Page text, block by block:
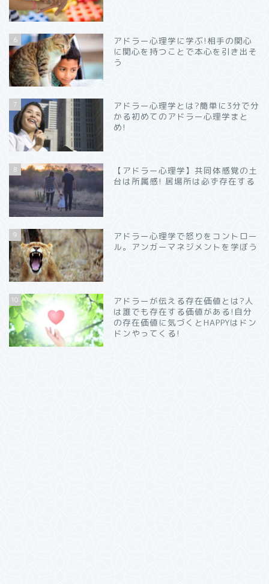
6
アドラー心理学に学ぶ!相手の関心
に関心を持つことで本心を引き出そ
う
7
アドラー心理学とは?簡単に3分で分
かる初めてのアドラー心理学まと
め!
8
【アドラー心理学】共同体感覚の土
台は所属感! 居場所は必ず存在する
9
アドラー心理学で怒りをコントロー
ル。アンガーマネジメントを学ぼう
10
アドラーが伝える存在価値とは?人
は誰でも存在する価値がある!自分
の存在価値に気づくとHAPPYはドン
ドンやってくる!